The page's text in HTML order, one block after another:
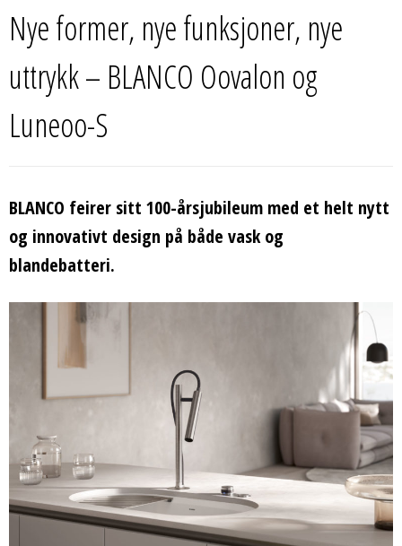
Nye former, nye funksjoner, nye
uttrykk – BLANCO Oovalon og
Luneoo-S
BLANCO feirer sitt 100-årsjubileum med et helt nytt
og innovativt design på både vask og
blandebatteri.